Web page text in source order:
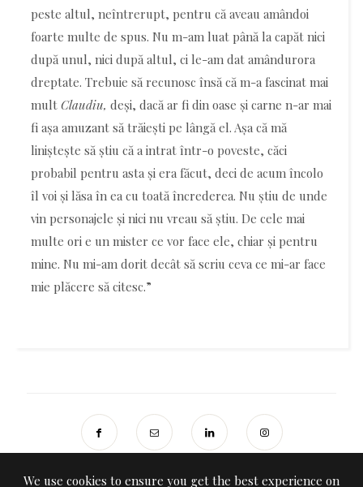
peste altul, neîntrerupt, pentru că aveau amândoi
foarte multe de spus. Nu m-am luat până la capăt nici
după unul, nici după altul, ci le-am dat amândurora
dreptate. Trebuie să recunosc însă că m-a fascinat mai
mult Claudiu, deși, dacă ar fi din oase și carne n-ar mai
fi așa amuzant să trăiești pe lângă el. Așa că mă
liniștește să știu că a intrat într-o poveste, căci
probabil pentru asta și era făcut, deci de acum încolo
îl voi și lăsa în ea cu toată încrederea. Nu știu de unde
vin personajele și nici nu vreau să știu. De cele mai
multe ori e un mister ce vor face ele, chiar și pentru
mine. Nu mi-am dorit decât să scriu ceva ce mi-ar face
mie plăcere să citesc.”
We use cookies to ensure you get the best experience on